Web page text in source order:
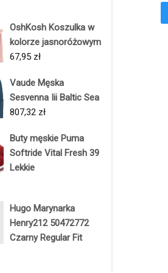
OshKosh Koszulka w
kolorze jasnoróżowym
67,95 zł
Vaude Męska
Sesvenna Iii Baltic Sea
807,32 zł
Buty męskie Puma
Softride Vital Fresh 39
Lekkie
Hugo Marynarka
Henry212 50472772
Czarny Regular Fit